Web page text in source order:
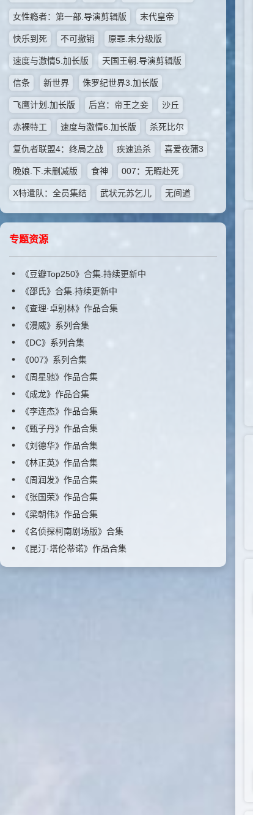
女性瘾者：第一部.导演剪辑版 末代皇帝
快乐到死 不可撤销 原罪.未分级版
速度与激情5.加长版 天国王朝.导演剪辑版
信条 新世界 侏罗纪世界3.加长版
飞鹰计划.加长版 后宫：帝王之妾 沙丘
赤裸特工 速度与激情6.加长版 杀死比尔
复仇者联盟4：终局之战 疾速追杀 喜爱夜蒲3
晚娘.下.未删减版 食神 007：无暇赴死
X特遣队：全员集结 武状元苏乞儿 无间道
专题资源
《豆瓣Top250》合集.持续更新中
《邵氏》合集.持续更新中
《查理·卓别林》作品合集
《漫威》系列合集
《DC》系列合集
《007》系列合集
《周星驰》作品合集
《成龙》作品合集
《李连杰》作品合集
《甄子丹》作品合集
《刘德华》作品合集
《林正英》作品合集
《周润发》作品合集
《张国荣》作品合集
《梁朝伟》作品合集
《名侦探柯南剧场版》合集
《昆汀·塔伦蒂诺》作品合集